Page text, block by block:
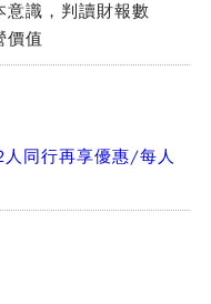
識，判讀財報數
價值
人同行再享優惠/每人